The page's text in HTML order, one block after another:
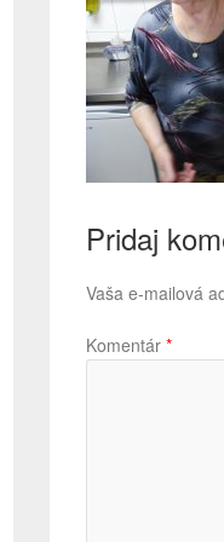
Pridaj
Vaša e-mailová
Komentár *